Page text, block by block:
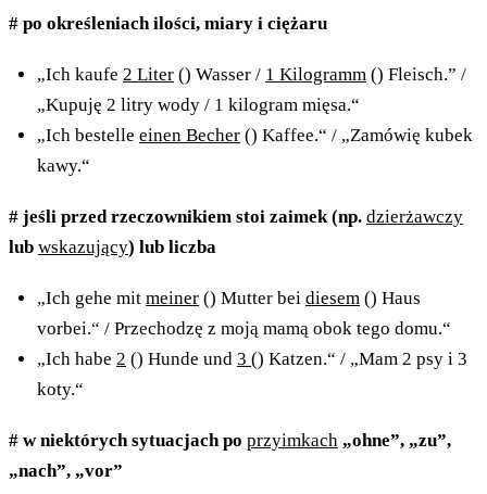
# po określeniach ilości, miary i ciężaru
„Ich kaufe 2 Liter () Wasser / 1 Kilogramm () Fleisch.” /
„Kupuję 2 litry wody / 1 kilogram mięsa.“
„Ich bestelle einen Becher () Kaffee.“ / „Zamówię kubek
kawy.“
# jeśli przed rzeczownikiem stoi zaimek (np. dzierżawczy
lub wskazujący) lub liczba
„Ich gehe mit meiner () Mutter bei diesem () Haus
vorbei.“ / Przechodzę z moją mamą obok tego domu.“
„Ich habe 2 () Hunde und 3 () Katzen.“ / „Mam 2 psy i 3
koty.“
# w niektórych sytuacjach po przyimkach „ohne”, „zu”,
„nach”, „vor”